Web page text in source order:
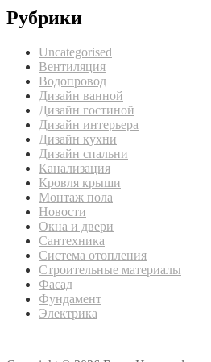
Рубрики
Uncategorised
Вентиляция
Водопровод
Дизайн ванной
Дизайн гостиной
Дизайн интерьера
Дизайн кухни
Дизайн спальни
Канализация
Кровля крыши
Монтаж пола
Новости
Окна и двери
Сантехника
Система отопления
Строительные материалы
Фасад
Фундамент
Электрика